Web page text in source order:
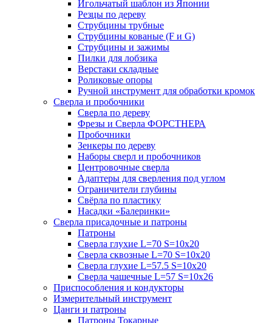
Игольчатый шаблон из Японии
Резцы по дереву
Струбцины трубные
Струбцины кованые (F и G)
Струбцины и зажимы
Пилки для лобзика
Верстаки складные
Роликовые опоры
Ручной инструмент для обработки кромок
Сверла и пробочники
Сверла по дереву
Фрезы и Сверла ФОРСТНЕРА
Пробочники
Зенкеры по дереву
Наборы сверл и пробочников
Центровочные сверла
Адаптеры для сверления под углом
Ограничители глубины
Свёрла по пластику
Насадки «Балеринки»
Сверла присадочные и патроны
Патроны
Сверла глухие L=70 S=10x20
Сверла сквозные L=70 S=10x20
Сверла глухие L=57.5 S=10x20
Сверла чашечные L=57 S=10x26
Приспособления и кондукторы
Измерительный инструмент
Цанги и патроны
Патроны Токарные